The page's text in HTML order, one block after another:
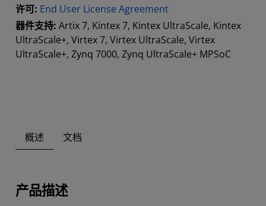
许可: End User License Agreement
器件支持: Artix 7, Kintex 7, Kintex UltraScale, Kintex
UltraScale+, Virtex 7, Virtex UltraScale, Virtex
UltraScale+, Zynq 7000, Zynq UltraScale+ MPSoC
概述 文档
产品描述